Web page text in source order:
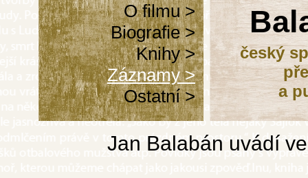
O filmu >
Biografie >
Knihy >
Záznamy >
Ostatní >
český
a
Jan Balabán uvádí